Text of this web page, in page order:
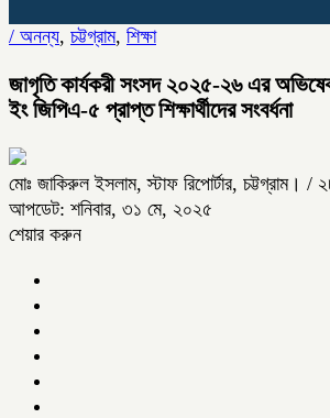
/ অনন্য, চট্টগ্রাম, শিক্ষা
জাগৃতি কার্যকরী সংসদ ২০২৫-২৬ এর
ইং জিপিএ-৫ প্রাপ্ত শিক্ষার্থীদের সংবর্ধনা
মোঃ জাকিরুল ইসলাম, স্টাফ রিপোর্টার, চট্টগ্রাম। /
আপডেট: শনিবার, ৩১ মে, ২০২৫
শেয়ার করুন